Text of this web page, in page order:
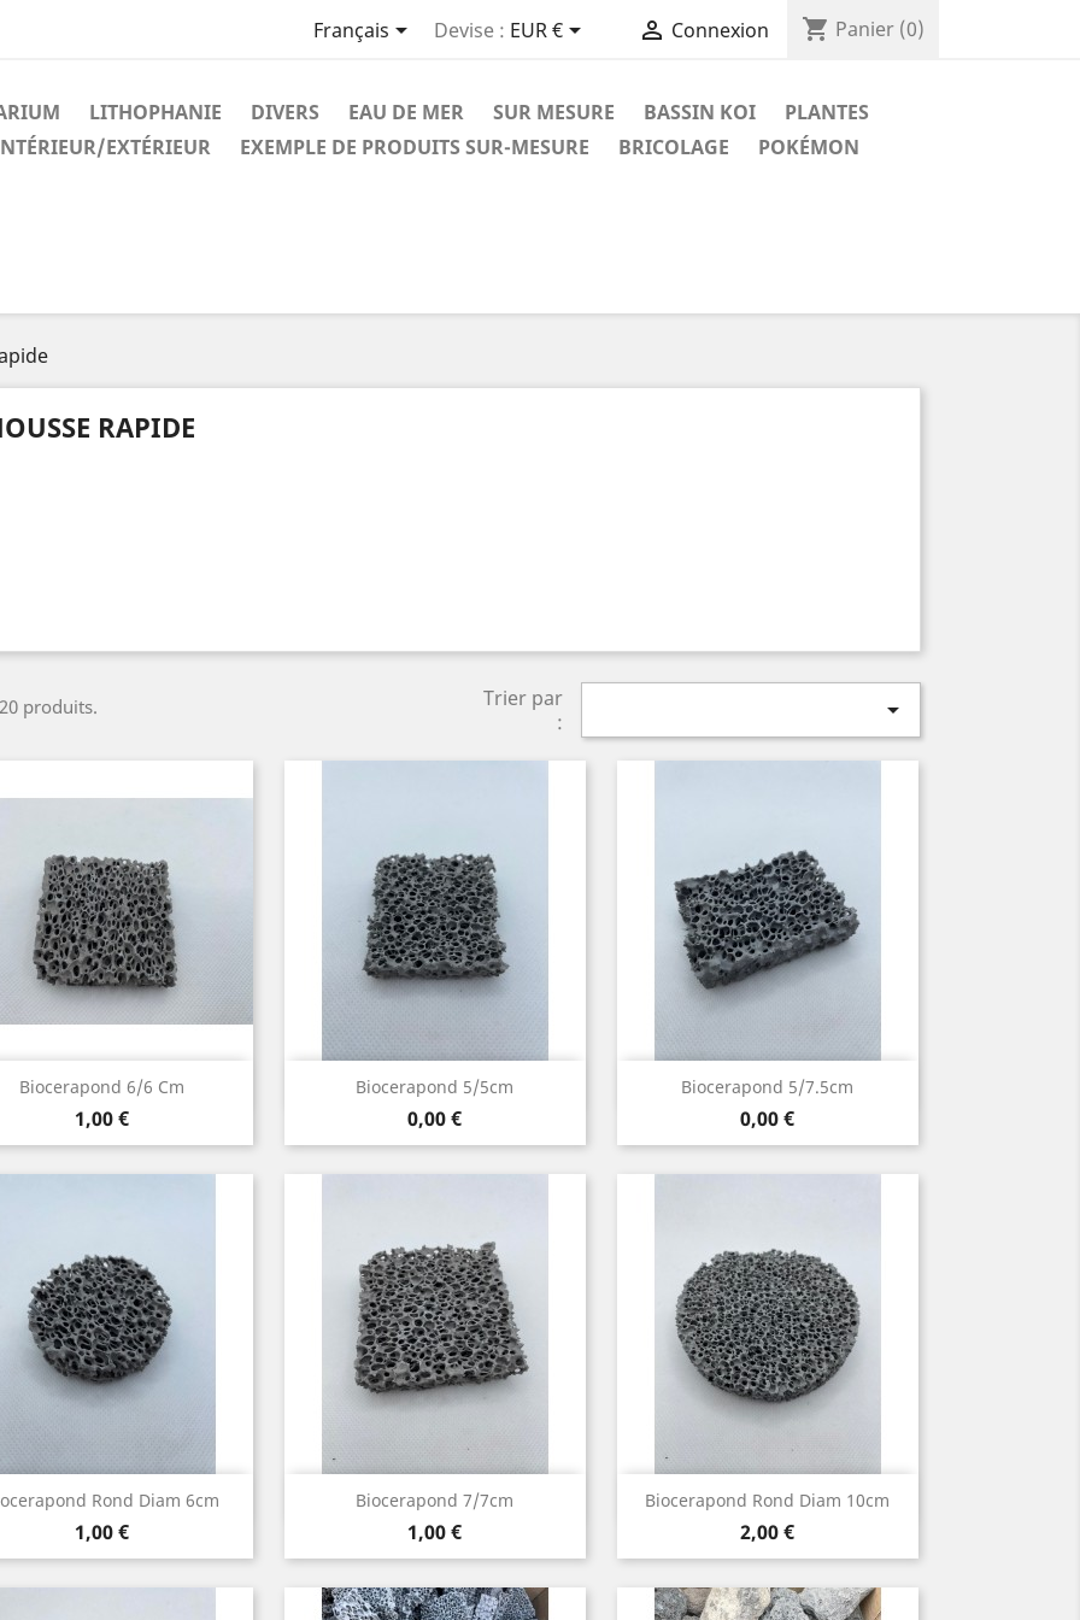
Français Devise : EUR €  Connexion shopping_cart Panier (0)
LITHOPHANIE DIVERS EAU DE MER SUR MESURE BASSIN KOI
PLANTES
EXTÉRIEUR
EXEMPLE DE PRODUITS SUR-MESURE BRICOLAGE POKÉMON
RAPIDE
produits.
Trier par
:

Biocerapond 6/6 Cm
Prix
1,00 €
Aperçu rapide Biocerapond 5/5cm
Prix
0,00 €
Aperçu rapide Biocerapond 5/7.5cm
Prix
0,00 €
Aperçu rapide
Rond Diam 6cm
Prix
1,00 €
Aperçu rapide Biocerapond 7/7cm
Prix
1,00 €
Aperçu rapide Biocerapond Rond Diam 10cm
Prix
2,00 €
Aperçu rapide